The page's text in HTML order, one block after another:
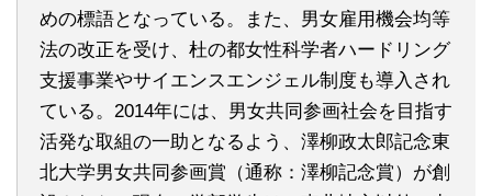
めの標語となっている。また、男女雇用機会均等
法の改正を受け、杜の都女性科学者ハードリング
支援事業やサイエンスエンジェル制度も導入され
ている。2014年には、男女共同参画社会を目指す
活発な取組の一助となるよう、澤柳政太郎記念東
北大学男女共同参画賞（通称：澤柳記念賞）が創